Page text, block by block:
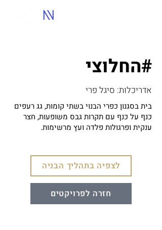
החלוצי#
אדריכלות: סיגל פרי
בית בסגנון כפרי הבנוי בשתי קומות, גג רעפים
כנף על כנף עם תקרות גבס משופעות, חצר
ענקית ופרגולות פלדה ועץ מרשימות.
לצפיה בתהליך הבניה
חזרה לפרויקטים